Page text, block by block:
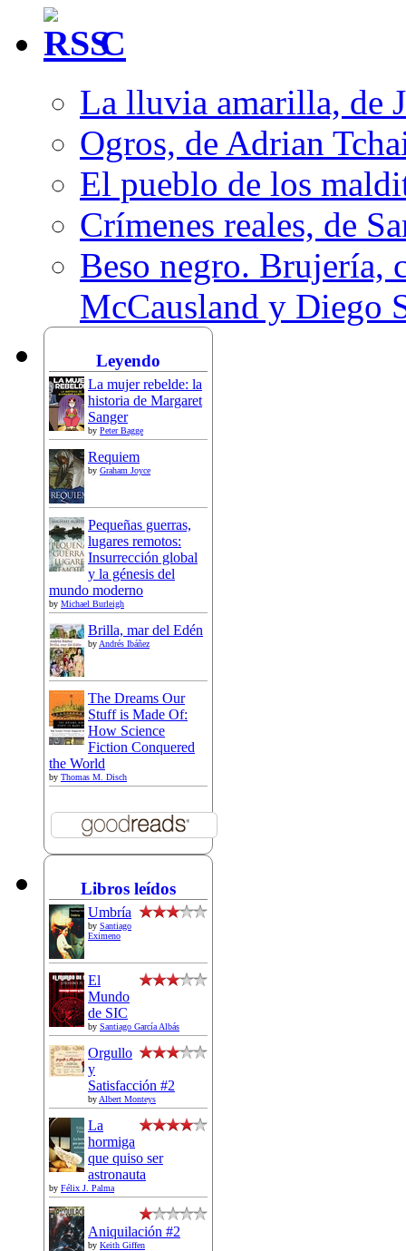
C
La lluvia amarilla, de
Ogros, de Adrian
El pueblo de los
Crímenes reales, de
Beso negro. Brujería,
McCausland y Diego
Leyendo
La mujer rebelde: la
historia de Margaret
Sanger
by Peter Bagge
Requiem
by Graham Joyce
Pequeñas guerras,
lugares remotos:
Insurrección global
y la génesis del
mundo moderno
by Michael Burleigh
Brilla, mar del Edén
by Andrés Ibáñez
The Dreams Our
Stuff is Made Of:
How Science
Fiction Conquered
the World
by Thomas M. Disch
Libros leídos
Umbría
by Santiago
Eximeno
El
Mundo
de SIC
by Santiago García Albás
Orgullo
y
Satisfacción #2
by Albert Monteys
La
hormiga
que quiso ser
astronauta
by Félix J. Palma
Aniquilación #2
by Keith Giffen